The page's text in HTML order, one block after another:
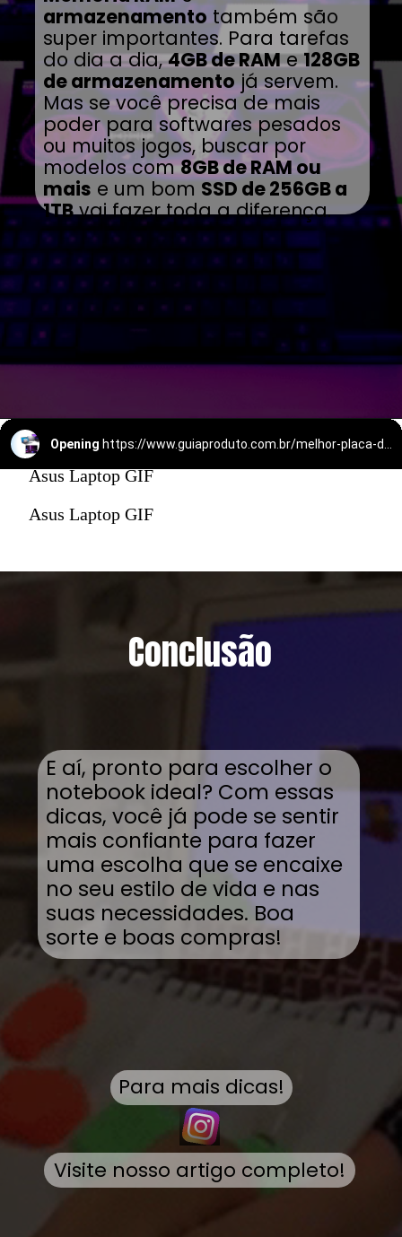
armazenamento também são
super importantes. Para tarefas
do dia a dia,4GB de RAMe128GB
de armazenamentojá servem.
Mas se você precisa de mais
poder para softwares pesados
ou muitos jogos, buscar por
modelos com8GB de RAM ou
mais e um bom SSD de 256GB a
1TBvai fazer toda a diferença.
Opening
Asus Laptop GIF
Asus Laptop GIF
Conclusão
E aí, pronto para escolher o
notebook ideal? Com essas
dicas, você já pode se sentir
mais confiante para fazer
uma escolha que se encaixe
no seu estilo de vida e nas
suas necessidades. Boa
sorte e boas compras!
Visite nosso artigo completo!
Para mais dicas!